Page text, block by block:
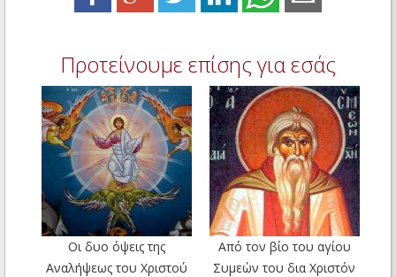
Προτείνουμε επίσης για εσάς
Οι δυο όψεις της
Αναλήψεως του Χριστού
Από τον βίο του αγίου
Συμεών του δια Χριστόν